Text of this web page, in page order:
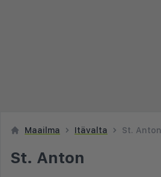
Maailma Itävalta St. Anton
St. Anton